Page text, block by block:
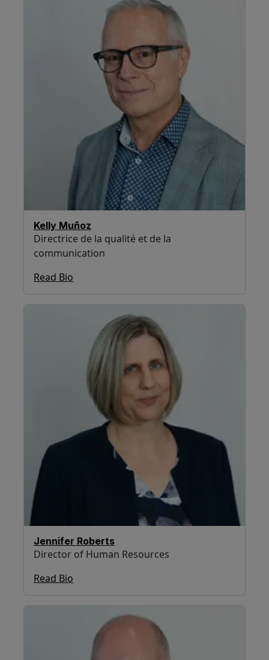
Kelly Muñoz
Directrice de la qualité et de la
communication
Read Bio
Jennifer Roberts
Director of Human Resources
Read Bio